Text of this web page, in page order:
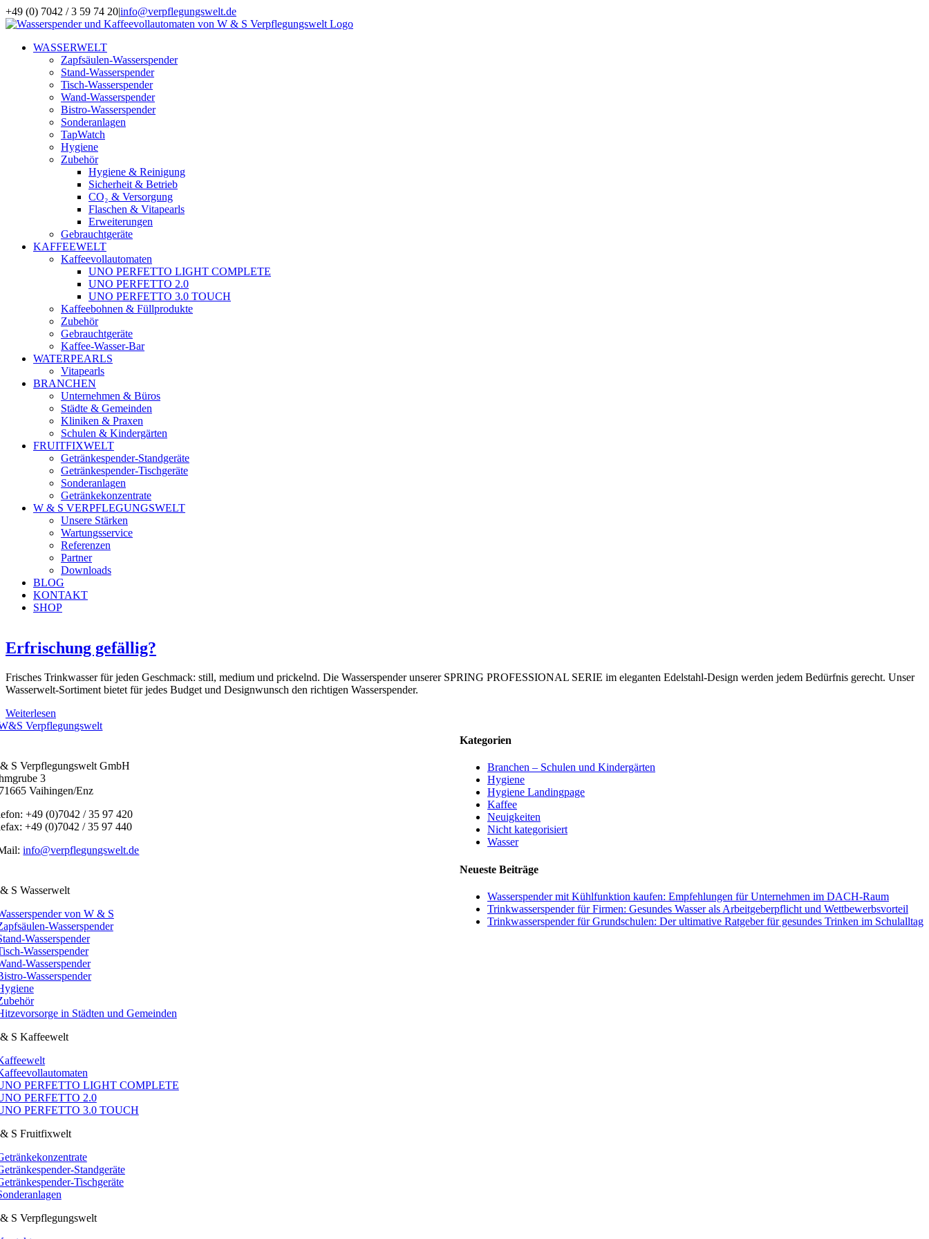
Zum
Inhalt
+49 (0) 7042 / 3 59 74 20|info@verpflegungswelt.de
Facebook
LinkedIn
Xing
Instagram
WASSERWELT
Zapfsäulen-Wasserspender
Stand-Wasserspender
Tisch-Wasserspender
Wand-Wasserspender
Bistro-Wasserspender
Sonderanlagen
TapWatch
Hygiene
Zubehör
Hygiene & Reinigung
Sicherheit & Betrieb
CO₂ & Versorgung
Flaschen & Vitapearls
Erweiterungen
Gebrauchtgeräte
KAFFEEWELT
Kaffeevollautomaten
UNO PERFETTO LIGHT COMPLETE
UNO PERFETTO 2.0
UNO PERFETTO 3.0 TOUCH
Kaffeebohnen & Füllprodukte
Zubehör
Gebrauchtgeräte
Kaffee-Wasser-Bar
WATERPEARLS
Vitapearls
BRANCHEN
Unternehmen & Büros
Städte & Gemeinden
Kliniken & Praxen
Schulen & Kindergärten
FRUITFIXWELT
Getränkespender-Standgeräte
Getränkespender-Tischgeräte
Sonderanlagen
Getränkekonzentrate
W & S VERPFLEGUNGSWELT
Unsere Stärken
Wartungsservice
Referenzen
Partner
Downloads
BLOG
KONTAKT
SHOP
Erfrischung gefällig?
Frisches Trinkwasser für jeden Geschmack: still, medium und prickelnd. Die Wasserspender unserer SPRING PROFESSIONAL SERIE im eleganten Edelstahl-Design werden jedem Bedürfnis gerecht. Unser
Wasserwelt-Sortiment bietet für jedes Budget und Designwunsch den richtigen Wasserspender.
Weiterlesen
Kategorien
Branchen – Schulen und Kindergärten
Hygiene
Hygiene Landingpage
Kaffee
Neuigkeiten
Nicht kategorisiert
Wasser
Neueste Beiträge
Wasserspender mit Kühlfunktion kaufen: Empfehlungen für Unternehmen im DACH‑Raum
Trinkwasserspender für Firmen: Gesundes Wasser als Arbeitgeberpflicht und Wettbewerbsvorteil
Trinkwasserspender für Grundschulen: Der ultimative Ratgeber für gesundes Trinken im Schulalltag
S Verpflegungswelt GmbH
3
Vaihingen/Enz
+49 (0)7042 / 35 97 420
+49 (0)7042 / 35 97 440
info@verpflegungswelt.de
S Wasserwelt
von W & S
Wasserspender
Wasserspender
Wasserspender
Wasserspender
Wasserspender
in Städten und Gemeinden
S Kaffeewelt
PERFETTO LIGHT COMPLETE
PERFETTO 2.0
PERFETTO 3.0 TOUCH
S Fruitfixwelt
Standgeräte
Tischgeräte
S Verpflegungswelt